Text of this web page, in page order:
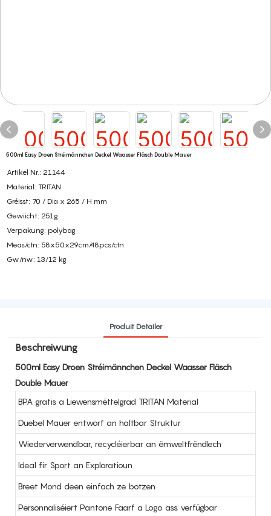
500ml Easy Droen Stréimännchen Deckel Waasser Fläsch Double Mauer
Artikel Nr.: 21144
Material: TRITAN
Gréisst: 70 / Dia x 265 / H mm
Gewiicht: 251g
Verpakung: polybag
Meas/ctn: 58x50x29cm/48pcs/ctn
Gw/nw: 13/12 kg
Produit Detailer
Beschreiwung
500ml Easy Droen Stréimännchen Deckel Waasser Fläsch
Double Mauer
BPA gratis a Liewensmëttelgrad TRITAN Material
Duebel Mauer entworf an haltbar Struktur
Wiederverwendbar, recycléierbar an ëmweltfrëndlech
Ideal fir Sport an Exploratioun
Breet Mond deen einfach ze botzen
Personnaliséiert Pantone Faarf a Logo ass verfügbar